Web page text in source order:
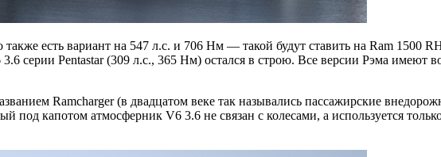
есть вариант на 547 л.с. и 706 Нм — такой будут ставить на Ram 1500
серии Pentastar (309 л.с., 365 Нм) остался в строю. Все версии Рэма имеют
Ramcharger (в двадцатом веке так назывались пассажирские
капотом атмосферник V6 3.6 не связан с колесами, а используется